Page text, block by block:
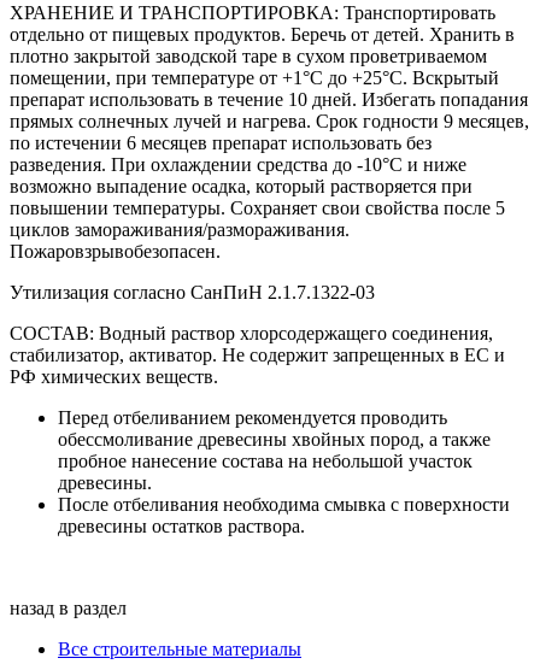
ХРАНЕНИЕ И ТРАНСПОРТИРОВКА: Транспортировать
отдельно от пищевых продуктов. Беречь от детей. Хранить в
плотно закрытой заводской таре в сухом проветриваемом
помещении, при температуре от +1°С до +25°С. Вскрытый
препарат использовать в течение 10 дней. Избегать попадания
прямых солнечных лучей и нагрева. Срок годности 9 месяцев,
по истечении 6 месяцев препарат использовать без
разведения. При охлаждении средства до -10°С и ниже
возможно выпадение осадка, который растворяется при
повышении температуры. Сохраняет свои свойства после 5
циклов замораживания/размораживания.
Пожаровзрывобезопасен.
Утилизация согласно СанПиН 2.1.7.1322-03
СОСТАВ: Водный раствор хлорсодержащего соединения,
стабилизатор, активатор. Не содержит запрещенных в ЕС и
РФ химических веществ.
Перед отбеливанием рекомендуется проводить
обессмоливание древесины хвойных пород, а также
пробное нанесение состава на небольшой участок
древесины.
После отбеливания необходима смывка с поверхности
древесины остатков раствора.
назад в раздел
Все строительные материалы